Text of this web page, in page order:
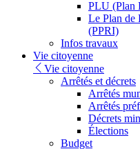
PLU (Plan
Le Plan de
(PPRI)
Infos travaux
Vie citoyenne
Vie citoyenne
Arrêtés et décrets
Arrêtés
Arrêtés
Décrets
Élections
Budget